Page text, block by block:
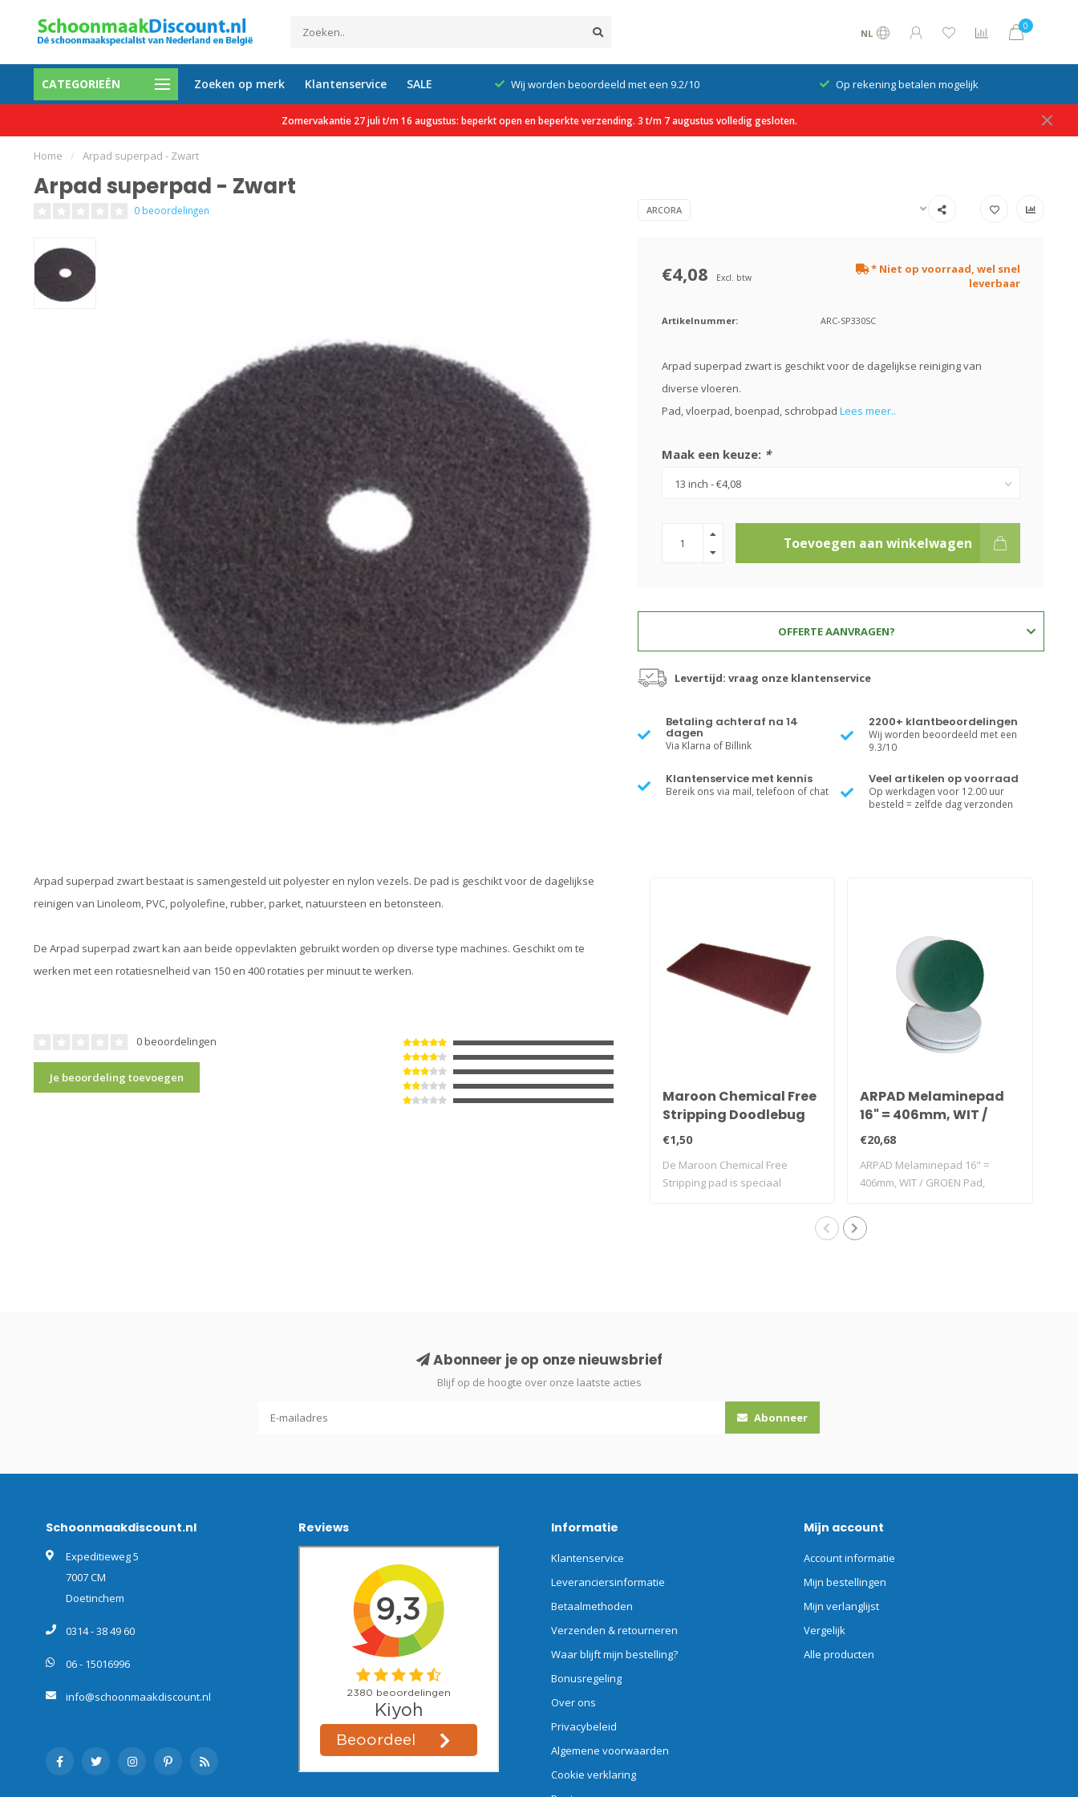
NL
0
CATEGORIEËN Zoeken op merk Klantenservice SALE
tevreden klanten Gratis verzending vanaf €150 excl. btw Wij worden beoordeeld met een 9.2/10 Op rekening betalen mogelijk
Zomervakantie 27 juli t/m 16 augustus: beperkt open en beperkte verzending. 3 t/m 7 augustus volledig gesloten.
Home / Arpad superpad - Zwart
Arpad superpad - Zwart
0 beoordelingen ARCORA
€4,08 Excl. btw
* Niet op voorraad, wel snel
leverbaar
Artikelnummer: ARC-SP330SC
Arpad superpad zwart is geschikt voor de dagelijkse reiniging van
diverse vloeren.
Pad, vloerpad, boenpad, schrobpad Lees meer..
Maak een keuze: *
Toevoegen aan winkelwagen
OFFERTE AANVRAGEN?
Levertijd: vraag onze klantenservice
Betaling achteraf na 14
dagen
Via Klarna of Billink
2200+ klantbeoordelingen
Wij worden beoordeeld met een
9.3/10
Klantenservice met kennis
Bereik ons via mail, telefoon of chat
Veel artikelen op voorraad
Op werkdagen voor 12.00 uur
besteld = zelfde dag verzonden
Arpad superpad zwart bestaat is samengesteld uit polyester en nylon vezels. De pad is geschikt voor de dagelijkse
reinigen van Linoleom, PVC, polyolefine, rubber, parket, natuursteen en betonsteen.
De Arpad superpad zwart kan aan beide oppevlakten gebruikt worden op diverse type machines. Geschikt om te
werken met een rotatiesnelheid van 150 en 400 rotaties per minuut te werken.
0 beoordelingen
Je beoordeling toevoegen
Maroon Chemical Free
Stripping Doodlebug
€1,50
De Maroon Chemical Free
Stripping pad is speciaal
ARPAD Melaminepad
16" = 406mm, WIT /
GROEN
€20,68
ARPAD Melaminepad 16" =
406mm, WIT / GROEN Pad,
Abonneer je op onze nieuwsbrief
Blijf op de hoogte over onze laatste acties
Abonneer
Schoonmaakdiscount.nl
Expeditieweg 5
7007 CM
Doetinchem
0314 - 38 49 60
06 - 15016996
info@schoonmaakdiscount.nl
Reviews Informatie
Klantenservice
Leveranciersinformatie
Betaalmethoden
Verzenden & retourneren
Waar blijft mijn bestelling?
Bonusregeling
Over ons
Privacybeleid
Algemene voorwaarden
Cookie verklaring
Mijn account
Account informatie
Mijn bestellingen
Mijn verlanglijst
Vergelijk
Alle producten